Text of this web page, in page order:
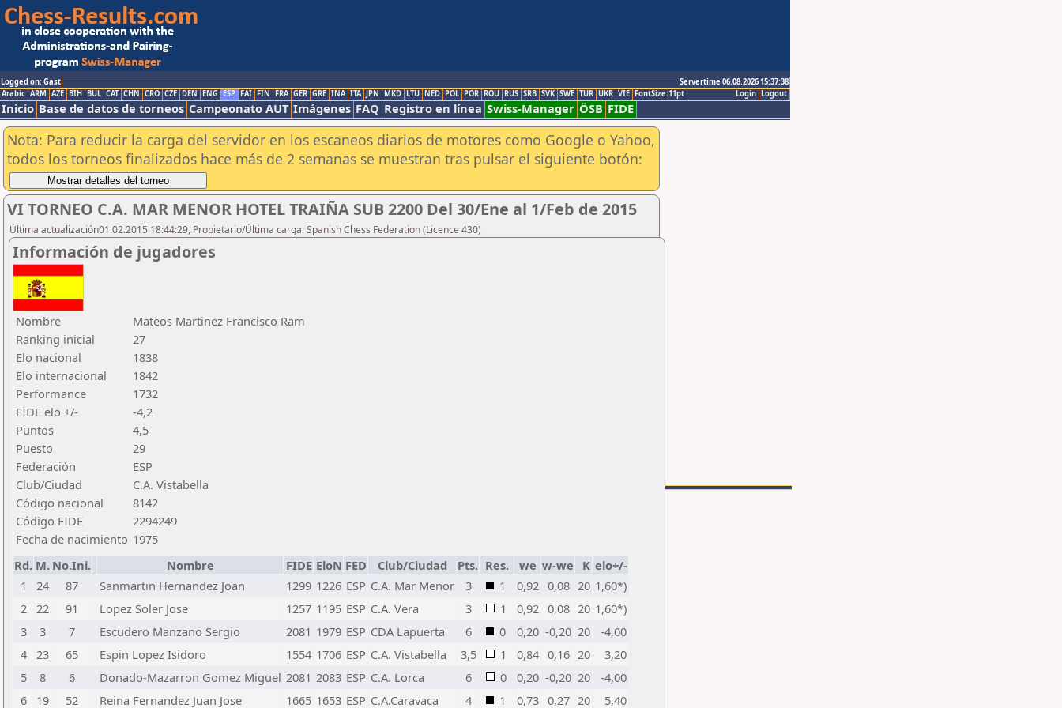
Logged on: Gast
Servertime 06.08.2026 15:37:38
Logout
Login
Arabic ARM AZE BIH BUL CAT CHN CRO CZE DEN ENG ESP FAI FIN FRA GER GRE INA ITA JPN MKD LTU NED POL POR ROU RUS SRB SVK SWE TUR UKR VIE FontSize:11pt
Inicio Base de datos de torneos Campeonato AUT Imágenes FAQ Registro en línea Swiss-Manager ÖSB FIDE
Nota: Para reducir la carga del servidor en los escaneos diarios de motores como Google o Yahoo,
todos los torneos finalizados hace más de 2 semanas se muestran tras pulsar el siguiente botón:
VI TORNEO C.A. MAR MENOR HOTEL TRAIÑA SUB 2200 Del 30/Ene al 1/Feb de 2015
Última actualización01.02.2015 18:44:29, Propietario/Última carga: Spanish Chess Federation (Licence 430)
Información de jugadores
Nombre
Mateos Martinez Francisco Ram
Ranking inicial
27
Elo nacional
1838
Elo internacional
1842
Performance
1732
FIDE elo +/-
-4,2
Puntos
4,5
Puesto
29
Federación
ESP
Club/Ciudad
C.A. Vistabella
Código nacional
8142
Código FIDE
2294249
Fecha de nacimiento 1975
Rd. M. No.Ini. Nombre FIDE EloN FED Club/Ciudad Pts. Res. we w-we K elo+/-
1
24 87 Sanmartin Hernandez Joan 1299 1226 ESP C.A. Mar Menor 3 1 0,92 0,08 20 1,60*)
2 22 91 Lopez Soler Jose 1257 1195 ESP C.A. Vera 3 1 0,92 0,08 20 1,60*)
3
3 7 Escudero Manzano Sergio 2081 1979 ESP CDA Lapuerta 6 0 0,20 -0,20 20
-4,00
4 23 65 Espin Lopez Isidoro 1554 1706 ESP C.A. Vistabella 3,5 1 0,84 0,16 20
3,20
5
8 6 Donado-Mazarron Gomez Miguel 2081 2083 ESP C.A. Lorca 6 0 0,20 -0,20 20
-4,00
6
19 52 Reina Fernandez Juan Jose 1665 1653 ESP C.A.Caravaca 4 1 0,73 0,27 20 5,40